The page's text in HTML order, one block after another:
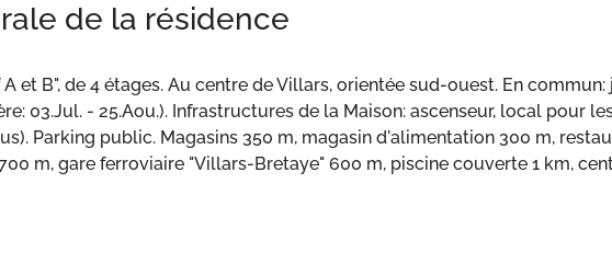
de la résidence
et B", de 4 étages. Au centre de Villars, orientée sud-ouest. En
03.Jul. - 25.Aou.). Infrastructures de la Maison: ascenseur, local pour
Parking public. Magasins 350 m, magasin d'alimentation 300 m,
m, gare ferroviaire "Villars-Bretaye" 600 m, piscine couverte 1 km,
(18 trous) 7 km, tennis couvert, centre sportif 750 m, train de montagne